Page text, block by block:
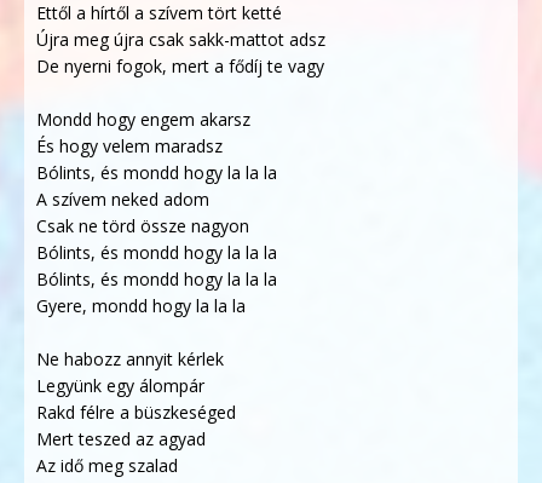
Ettől a hírtől a szívem tört ketté
Újra meg újra csak sakk-mattot adsz
De nyerni fogok, mert a fődíj te vagy
Mondd hogy engem akarsz
És hogy velem maradsz
Bólints, és mondd hogy la la la
A szívem neked adom
Csak ne törd össze nagyon
Bólints, és mondd hogy la la la
Bólints, és mondd hogy la la la
Gyere, mondd hogy la la la
Ne habozz annyit kérlek
Legyünk egy álompár
Rakd félre a büszkeséged
Mert teszed az agyad
Az idő meg szalad